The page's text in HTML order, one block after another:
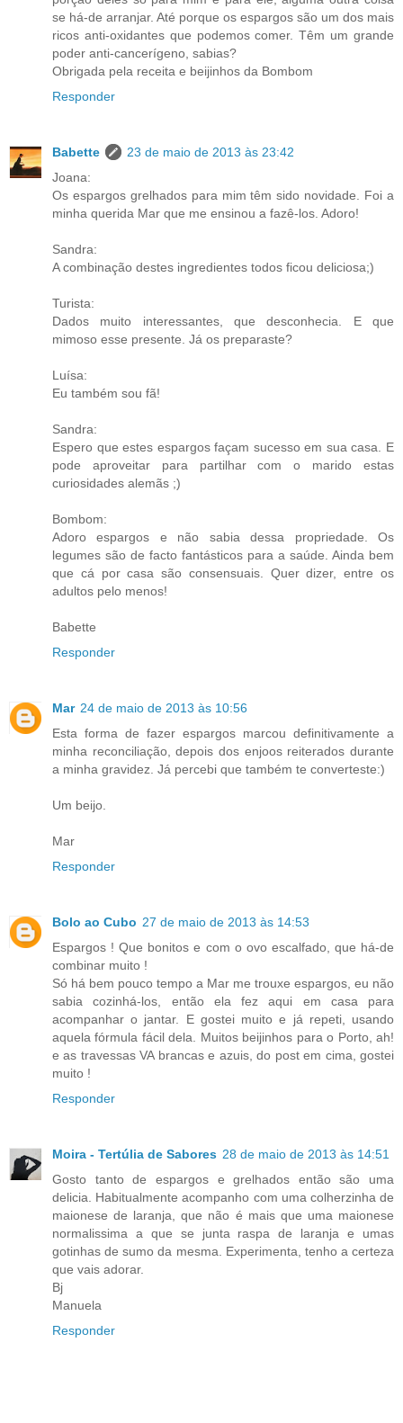
se há-de arranjar. Até porque os espargos são um dos mais
ricos anti-oxidantes que podemos comer. Têm um grande
poder anti-cancerígeno, sabias?
Obrigada pela receita e beijinhos da Bombom
Responder
Babette
23 de maio de 2013 às 23:42
Joana:
Os espargos grelhados para mim têm sido novidade. Foi a
minha querida Mar que me ensinou a fazê-los. Adoro!
Sandra:
A combinação destes ingredientes todos ficou deliciosa;)
Turista:
Dados muito interessantes, que desconhecia. E que
mimoso esse presente. Já os preparaste?
Luísa:
Eu também sou fã!
Sandra:
Espero que estes espargos façam sucesso em sua casa. E
pode aproveitar para partilhar com o marido estas
curiosidades alemãs ;)
Bombom:
Adoro espargos e não sabia dessa propriedade. Os
legumes são de facto fantásticos para a saúde. Ainda bem
que cá por casa são consensuais. Quer dizer, entre os
adultos pelo menos!
Babette
Responder
Mar 24 de maio de 2013 às 10:56
Esta forma de fazer espargos marcou definitivamente a
minha reconciliação, depois dos enjoos reiterados durante
a minha gravidez. Já percebi que também te converteste:)
Um beijo.
Mar
Responder
Bolo ao Cubo 27 de maio de 2013 às 14:53
Espargos ! Que bonitos e com o ovo escalfado, que há-de
combinar muito !
Só há bem pouco tempo a Mar me trouxe espargos, eu não
sabia cozinhá-los, então ela fez aqui em casa para
acompanhar o jantar. E gostei muito e já repeti, usando
aquela fórmula fácil dela. Muitos beijinhos para o Porto, ah!
e as travessas VA brancas e azuis, do post em cima, gostei
muito !
Responder
Moira - Tertúlia de Sabores 28 de maio de 2013 às 14:51
Gosto tanto de espargos e grelhados então são uma
delicia. Habitualmente acompanho com uma colherzinha de
maionese de laranja, que não é mais que uma maionese
normalissima a que se junta raspa de laranja e umas
gotinhas de sumo da mesma. Experimenta, tenho a certeza
que vais adorar.
Bj
Manuela
Responder